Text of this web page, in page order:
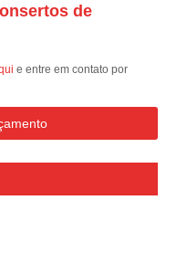
de
e entre em contato por